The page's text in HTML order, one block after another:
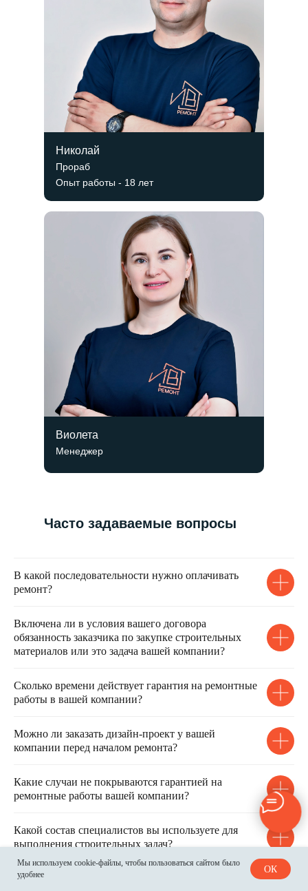
Прораб
Опыт работы - 18 лет
Николай
Виолета
Менеджер
Часто задаваемые вопросы
В какой последовательности нужно оплачивать
ремонт?
Включена ли в условия вашего договора
обязанность заказчика по закупке строительных
материалов или это задача вашей компании?
Сколько времени действует гарантия на ремонтные
работы в вашей компании?
Можно ли заказать дизайн-проект у вашей
компании перед началом ремонта?
Какие случаи не покрываются гарантией на
ремонтные работы вашей компании?
Какой состав специалистов вы используете для
выполнения строительных задач?
Мы используем cookie-файлы, чтобы пользоваться сайтом было
удобнее
ОК